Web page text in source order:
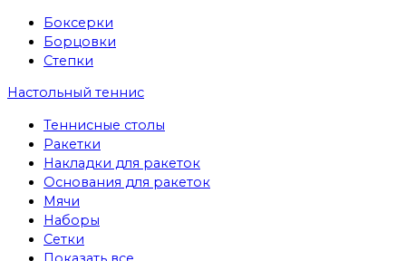
Боксерки
Борцовки
Степки
Настольный теннис
Теннисные столы
Ракетки
Накладки для ракеток
Основания для ракеток
Мячи
Наборы
Сетки